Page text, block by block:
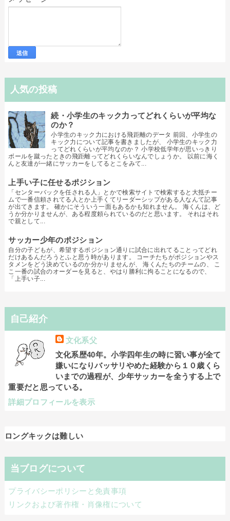
人気の投稿
続・小学生のキック力ってどれくらいが平均な
のか？
小学生のキック力における飛距離のデータ 前回、小学生の
キック力について記事を書きましたが、 小学生のキック力
ってどれくらいが平均なのか？ 小学校低学年が思いっきり
ボールを蹴ったときの飛距離ってどれくらいなんでしょうか。 以前に海く
んと友達が一緒にサッカーをしてるとこをみて...
上手い子に任せるポジション
「センターバックを任される人」とかで検索サイトで検索すると大抵チー
ムで一番信頼されてる人とか上手くてリーダーシップがある人なんて記事
が出てきます。 確かにそういう一面もあるかも知れません。 海くんは、ど
うか分かりませんが、ある程度頼られているのだと思います。 それはそれ
で親として...
サッカー少年のポジション
自分の子どもが、希望するポジション通りに試合に出れてることってどれ
だけあるんだろうとふと思う時があります。 コーチたちがポジションやス
タメンをどう決めているのか分かりませんが、 海くんたちのチームの、 こ
こ一番の試合のオーダーを見ると、やはり勝利に拘ることになるので、
「上手い子...
自己紹介
文化系父
文化系歴40年。小学四年生の時に習い事が全て
嫌いになりバッサリやめた経験から１０歳くら
いまでの過程が、少年サッカーを全うする上で
重要だと思っている。
詳細プロフィールを表示
ロングキックは難しい
当ブログについて
プライバシーポリシーと免責事項
リンクおよび著作権・肖像権について